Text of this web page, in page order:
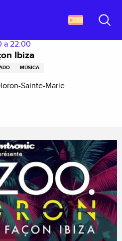
a 22:00
Ibiza
MÚSICA
Sainte-Marie